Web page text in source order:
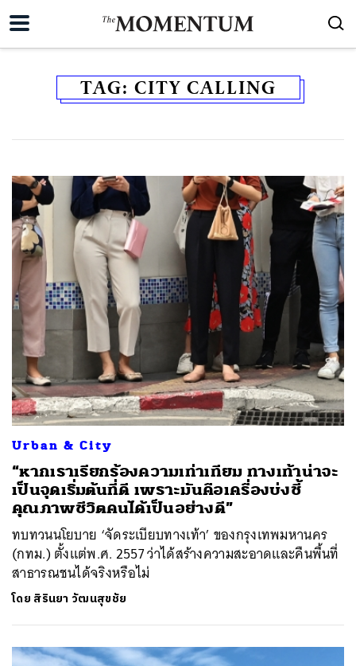
TAG: CITY CALLING
Urban & City
“หากเราเรียกร้องความเท่าเทียม ทางเท้าน่าจะ
เป็นจุดเริ่มต้นที่ดี เพราะมันคือเครื่องบ่งชี้
คุณภาพชีวิตคนได้เป็นอย่างดี”
ทบทวนนโยบาย ‘จัดระเบียบทางเท้า’ ของกรุงเทพมหานคร
(กทม.) ตั้งแต่พ.ศ. 2557 ว่าได้สร้างความสะอาดและคืนพื้นที่
สาธารณชนได้จริงหรือไม่
โดย สิรินยา วัฒนสุขชัย